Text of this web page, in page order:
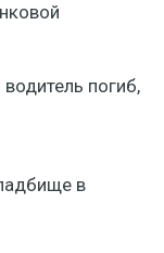
погиб,
в